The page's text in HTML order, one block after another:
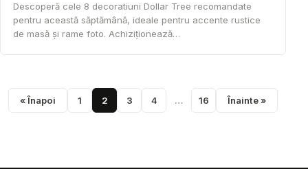
Descoperă cele 8 decoratiuni Dollar Tree recomandate
pentru această săptămână, ideale pentru accente rustice
de masă și rame foto. Achiziționează…
« Înapoi 1 2 3 4 … 16 Înainte »